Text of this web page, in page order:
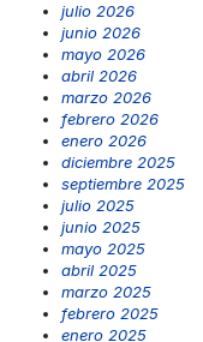
julio 2026
junio 2026
mayo 2026
abril 2026
marzo 2026
febrero 2026
enero 2026
diciembre 2025
septiembre 2025
julio 2025
junio 2025
mayo 2025
abril 2025
marzo 2025
febrero 2025
enero 2025